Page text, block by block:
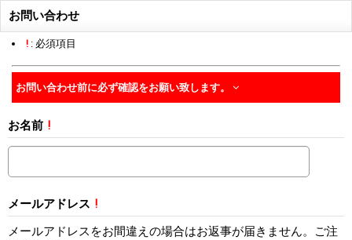
お問い合わせ
! : 必須項目
お問い合わせ前に必ず確認をお願い致します。
お名前 !
メールアドレス !
メールアドレスをお間違えの場合はお返事が届きません。ご注